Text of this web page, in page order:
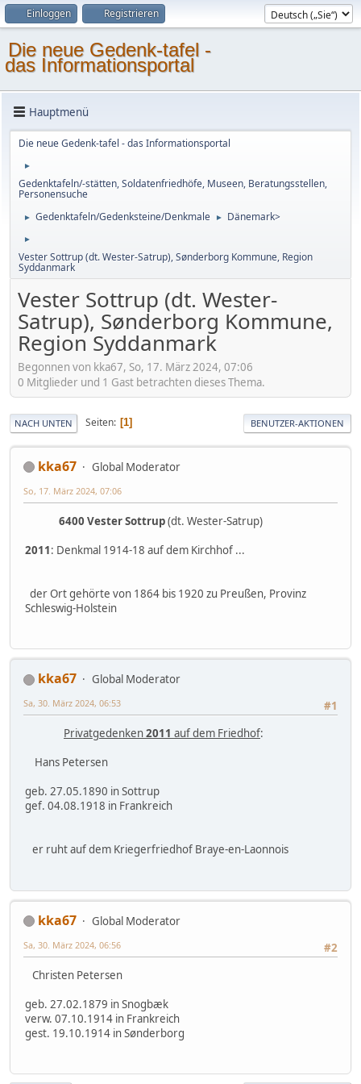
Einloggen Registrieren
Die neue Gedenk-tafel -
das Informationsportal
Hauptmenü
Die neue Gedenk-tafel - das Informationsportal
►
Gedenktafeln/-stätten, Soldatenfriedhöfe, Museen, Beratungsstellen,
Personensuche
► Gedenktafeln/Gedenksteine/Denkmale ► Dänemark>
►
Vester Sottrup (dt. Wester-Satrup), Sønderborg Kommune, Region
Syddanmark
Vester Sottrup (dt. Wester-
Satrup), Sønderborg Kommune,
Region Syddanmark
Begonnen von kka67, So, 17. März 2024, 07:06
0 Mitglieder und 1 Gast betrachten dieses Thema.
NACH UNTEN Seiten 1 BENUTZER-AKTIONEN
kka67 Global Moderator
So, 17. März 2024, 07:06
6400 Vester Sottrup(dt. Wester-Satrup)
2011: Denkmal 1914-18 auf dem Kirchhof ...
der Ort gehörte von 1864 bis 1920 zu Preußen, Provinz
Schleswig-Holstein
kka67
Global Moderator
#1
Sa, 30. März 2024, 06:53
Privatgedenken2011 auf dem Friedhof:
Hans Petersen
geb. 27.05.1890 in Sottrup
gef. 04.08.1918 in Frankreich
er ruht auf dem Kriegerfriedhof Braye-en-Laonnois
kka67
Global Moderator
#2
Sa, 30. März 2024, 06:56
Christen Petersen
geb. 27.02.1879 in Snogbæk
verw. 07.10.1914 in Frankreich
gest. 19.10.1914 in Sønderborg